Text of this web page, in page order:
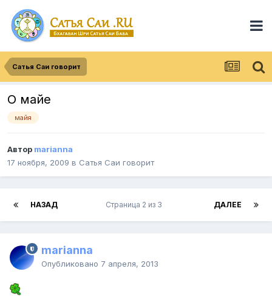
Сатья Саи говорит
О майе
майя
Автор marianna
17 ноября, 2009 в Сатья Саи говорит
НАЗАД ДАЛЕЕ
Страница 2 из 3
marianna
Опубликовано 7 апреля, 2013